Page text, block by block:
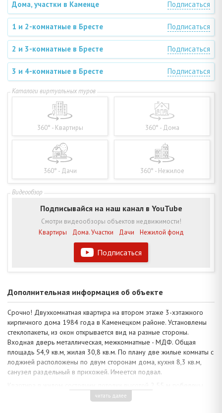
Дома, участки в Каменце Подписаться
1 и 2-комнатные в Бресте Подписаться
2 и 3-комнатные в Бресте Подписаться
3 и 4-комнатные в Бресте Подписаться
360° - Квартиры 360° - Дома
360° - Дачи 360° - Нежилое
Подписаться
Подписывайся на наш канал в YouTube
Смотри видеообзоры объектов недвижимости!
Квартиры
Дома. Участки Дачи Нежилой фонд
Дополнительная информация об объекте
Срочно! Двухкомнатная квартира на втором этаже 3-хэтажного
кирпичного дома 1984 года в Каменецком районе. Установлены
стеклопакеты, из окон открывается вид на разные стороны.
Входная дверь металлическая, межкомнатные - МДФ. Общая
площадь 54,9 кв.м, жилая 30,8 кв.м. По плану две жилые комнаты с
лоджией расположены по двум сторонам дома, кухня 8,3 кв.м,
санузел раздельный в прихожей. Имеется подвал.
полы - окрашенная доска, стены оклеены обоями. В санузле
читать далее